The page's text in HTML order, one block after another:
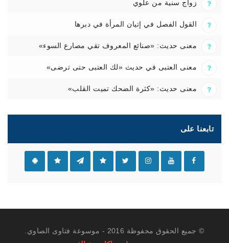
زواج سنية من علوي
القول الفصل في إتيان المرأة في دبرها
معنى حديث: «صنائع المعروف تقي مصارع السوء»
معنى العتبى في حديث «لك العتبى حتى ترضى»
معنى حديث: «كثرة الضحك تميت القلب»
تابعنا على
© جميع الحقوق محفوظة 2016 - موسوعة فتاوى الصاوي.